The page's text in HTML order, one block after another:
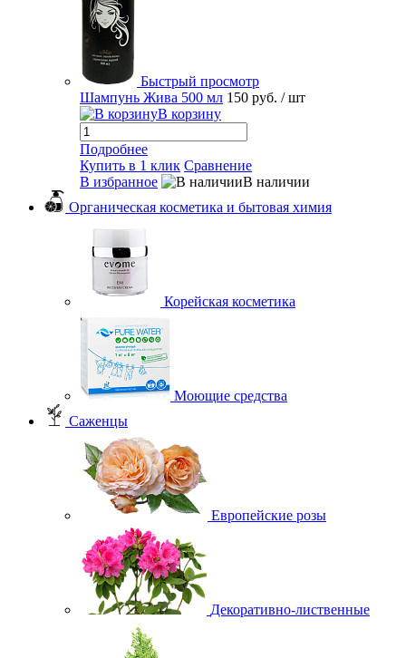
Быстрый просмотр
Шампунь Жива 500 мл 150 руб. / шт
В корзину
Подробнее
Купить в 1 клик Сравнение
В избранное
В наличии
Органическая косметика и бытовая химия
Корейская косметика
Моющие средства
Саженцы
Европейские розы
Декоративно-лиственные